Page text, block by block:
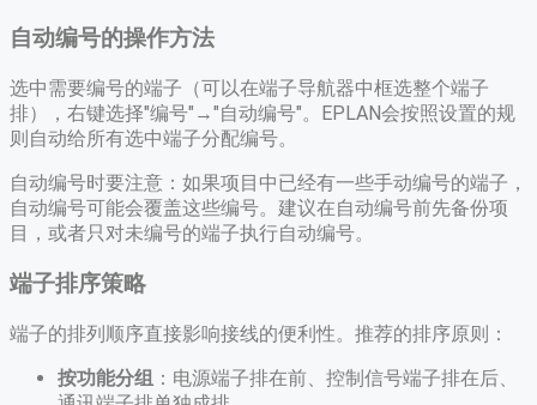
自动编号的操作方法
选中需要编号的端子（可以在端子导航器中框选整个端子
排），右键选择"编号"→"自动编号"。EPLAN会按照设置的规
则自动给所有选中端子分配编号。
自动编号时要注意：如果项目中已经有一些手动编号的端子，
自动编号可能会覆盖这些编号。建议在自动编号前先备份项
目，或者只对未编号的端子执行自动编号。
端子排序策略
端子的排列顺序直接影响接线的便利性。推荐的排序原则：
按功能分组 ：电源端子排在前、控制信号端子排在后、